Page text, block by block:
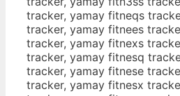
tracker, yamay fitneqs
tracker, yamay fitnees
tracker, yamay fitnexs
tracker, yamay fitnesq
tracker, yamay fitnese
tracker, yamay fitnesx